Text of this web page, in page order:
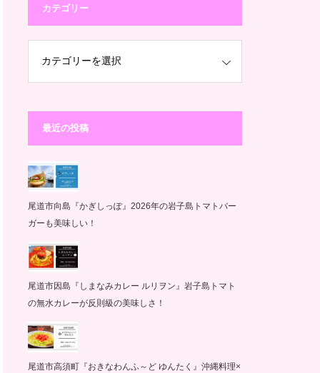
カテゴリー
最近の投稿
尾道市向島『かぎしっぽ』2026年の岩子島トマトバー
ガーも美味しい！
尾道市因島『しまなみカレー ルリヲン』岩子島トマト
の無水カレーが反則級の美味しさ！
尾道市高須町『おきなわんふ～ど ゆんたく』沖縄料理×